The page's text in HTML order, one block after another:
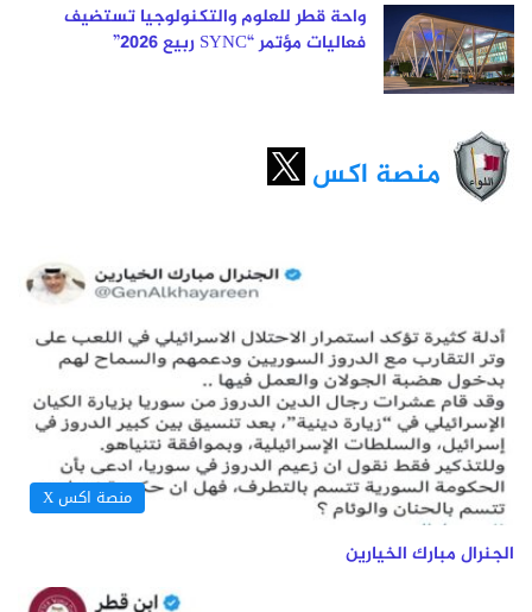
واحة قطر للعلوم والتكنولوجيا تستضيف
فعاليات مؤتمر “SYNC ربيع 2026”
منصة اكس
منصة اكس X
الجنرال مبارك الخيارين